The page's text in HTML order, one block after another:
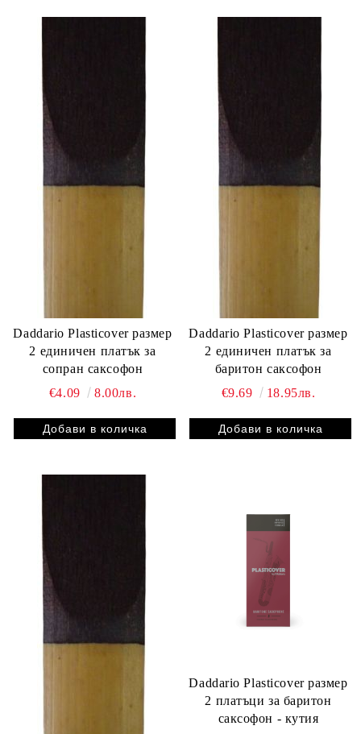
Daddario Plasticover размер
2 единичен платък за
сопран саксофон
€4.09
8.00лв.
Daddario Plasticover размер
2 единичен платък за
баритон саксофон
€9.69
18.95лв.
Daddario Plasticover размер
2 платъци за баритон
саксофон - кутия